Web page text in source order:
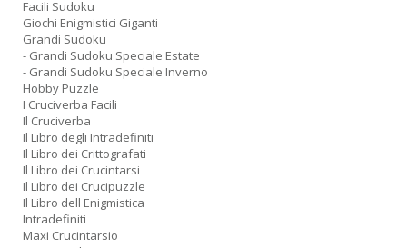
Facili Sudoku
Giochi Enigmistici Giganti
Grandi Sudoku
- Grandi Sudoku Speciale Estate
- Grandi Sudoku Speciale Inverno
Hobby Puzzle
I Cruciverba Facili
Il Cruciverba
Il Libro degli Intradefiniti
Il Libro dei Crittografati
Il Libro dei Crucintarsi
Il Libro dei Crucipuzzle
Il Libro dell Enigmistica
Intradefiniti
Maxi Crucintarsio